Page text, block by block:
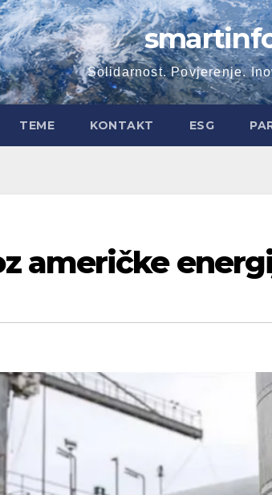
Solidarnost. Povjerenje.
TEME KONTAKT ESG
američke